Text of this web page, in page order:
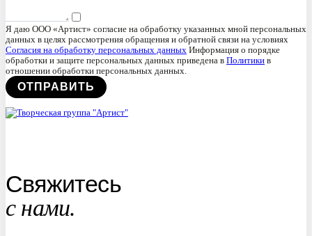
Я даю ООО «Артист» согласие на обработку указанных мной персональных
данных в целях рассмотрения обращения и обратной связи на условиях
Согласия на обработку персональных данных Информация о порядке
обработки и защите персональных данных приведена в Политики в
отношении обработки персональных данных.
Свяжитесь
с нами.